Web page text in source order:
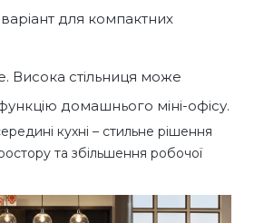
для компактних
Висока стільниця може
домашнього міні-офісу.
кухні – стильне рішення
та збільшення робочої